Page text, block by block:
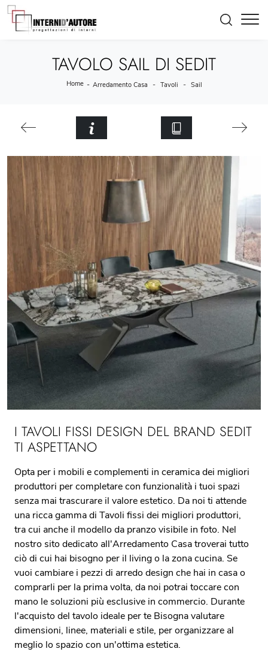
TAVOLO SAIL DI SEDIT
Home - Arredamento Casa - Tavoli - Sail
I TAVOLI FISSI DESIGN DEL BRAND SEDIT
TI ASPETTANO
Opta per i mobili e complementi in ceramica dei migliori
produttori per completare con funzionalità i tuoi spazi
senza mai trascurare il valore estetico. Da noi ti attende
una ricca gamma di Tavoli fissi dei migliori produttori,
tra cui anche il modello da pranzo visibile in foto. Nel
nostro sito dedicato all'Arredamento Casa troverai tutto
ciò di cui hai bisogno per il living o la zona cucina. Se
vuoi cambiare i pezzi di arredo design che hai in casa o
comprarli per la prima volta, da noi potrai toccare con
mano le soluzioni più esclusive in commercio. Durante
l'acquisto del tavolo ideale per te Bisogna valutare
dimensioni, linee, materiali e stile, per organizzare al
meglio lo spazio con un'ottima estetica.